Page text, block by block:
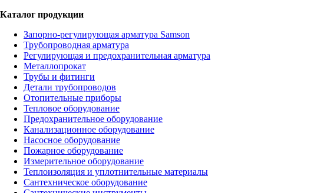
Каталог продукции
Запорно-регулирующая арматура Samson
Трубопроводная арматура
Регулирующая и предохранительная арматура
Металлопрокат
Трубы и фитинги
Детали трубопроводов
Отопительные приборы
Тепловое оборудование
Предохранительное оборудование
Канализационное оборудование
Насосное оборудование
Пожарное оборудование
Измерительное оборудование
Теплоизоляция и уплотнительные материалы
Сантехническое оборудование